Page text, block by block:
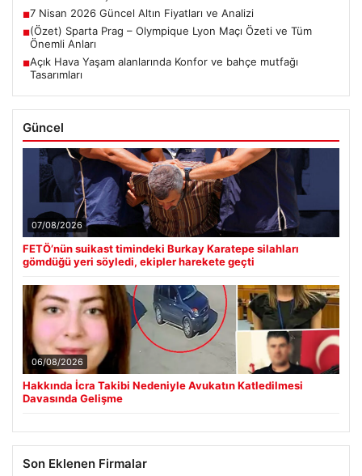
■7 Nisan 2026 Güncel Altın Fiyatları ve Analizi
■(Özet) Sparta Prag – Olympique Lyon Maçı Özeti ve Tüm
Önemli Anları
■Açık Hava Yaşam alanlarında Konfor ve bahçe mutfağı
Tasarımları
Güncel
07/08/2026
FETÖ’nün suikast timindeki Burkay Karatepe silahları
gömdüğü yeri söyledi, ekipler harekete geçti
06/08/2026
Hakkında İcra Takibi Nedeniyle Avukatın Katledilmesi
Davasında Gelişme
Son Eklenen Firmalar